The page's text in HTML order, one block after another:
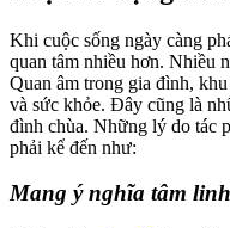
Khi cuộc sống ngày càng
quan tâm nhiều hơn. Nhiều
Quan âm trong gia đình,
và sức khỏe. Đây cũng là
đình chùa. Những lý do tác
phải kể đến như:
Mang ý nghĩa tâm